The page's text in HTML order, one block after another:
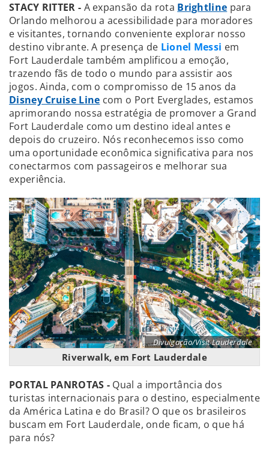
STACY RITTER - A expansão da rota Brightline para
Orlando melhorou a acessibilidade para moradores
e visitantes, tornando conveniente explorar nosso
destino vibrante. A presença de Lionel Messi em
Fort Lauderdale também amplificou a emoção,
trazendo fãs de todo o mundo para assistir aos
jogos. Ainda, com o compromisso de 15 anos da
Disney Cruise Line com o Port Everglades, estamos
aprimorando nossa estratégia de promover a Grand
Fort Lauderdale como um destino ideal antes e
depois do cruzeiro. Nós reconhecemos isso como
uma oportunidade econômica significativa para nos
conectarmos com passageiros e melhorar sua
experiência.
Divulgação/Visit Lauderdale
Riverwalk, em Fort Lauderdale
PORTAL PANROTAS - Qual a importância dos
turistas internacionais para o destino, especialmente
da América Latina e do Brasil? O que os brasileiros
buscam em Fort Lauderdale, onde ficam, o que há
para nós?